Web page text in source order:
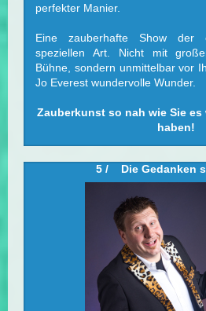
perfekter Manier.
Eine zauberhafte Show der
speziellen Art. Nicht mit
Bühne, sondern unmittelbar vor
Jo Everest wundervolle Wunder.
Zauberkunst so nah wie Sie
haben!
5 / Die Gedanken